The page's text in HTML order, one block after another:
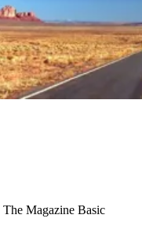
The Magazine Basic